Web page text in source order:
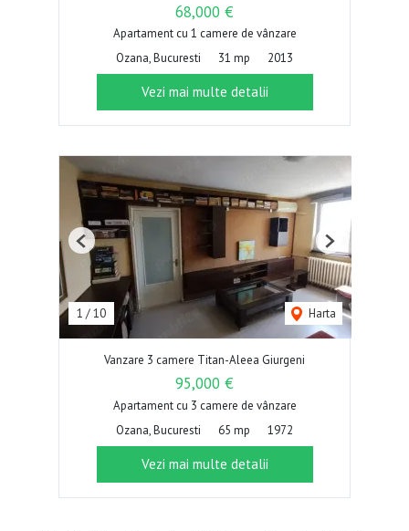
68,000 €
Apartament cu 1 camere de vânzare
Ozana, Bucuresti
31 mp 2013
Vezi mai multe detalii
1 /10 Harta
Previous Next
Vanzare 3 camere Titan-Aleea Giurgeni
95,000 €
Apartament cu 3 camere de vânzare
Ozana, Bucuresti
65 mp 1972
Vezi mai multe detalii